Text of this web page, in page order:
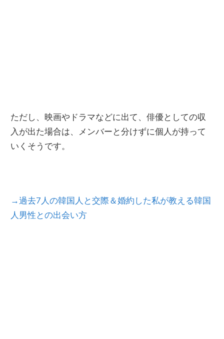
ただし、映画やドラマなどに出て、俳優としての収
入が出た場合は、メンバーと分けずに個人が持って
いくそうです。
→過去7人の韓国人と交際＆婚約した私が教える韓国
人男性との出会い方